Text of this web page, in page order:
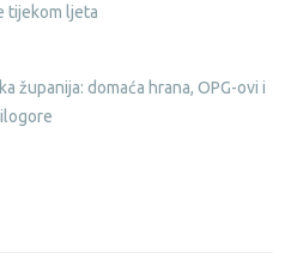
tijekom ljeta
županija: domaća hrana, OPG-ovi i